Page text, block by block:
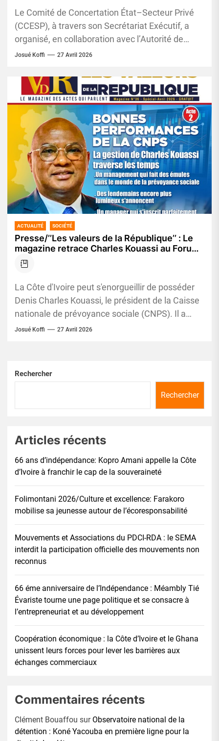
Le Comité de Concertation État–Secteur Privé
(CCESP), à travers son Secrétariat Exécutif, a
organisé, en collaboration avec l’Autorité de
Régulation du Système de Récépissés
Josué Koffi 27 Avril 2026
ACTUALITÉ SOCIÉTÉ
Presse/’’Les valeurs de la République’’ : Le
magazine retrace Charles Kouassi au Forum
Investir en Afrique
La Côte d'Ivoire peut s'enorgueillir de posséder
Denis Charles Kouassi, le président de la Caisse
nationale de prévoyance sociale (CNPS). Il a
séduit et émerveillé...
Josué Koffi 27 Avril 2026
Rechercher
Rechercher
Articles récents
66 ans d’indépendance: Kopro Amani appelle la Côte
d’Ivoire à franchir le cap de la souveraineté
Folimontani 2026/Culture et excellence: Farakoro
mobilise sa jeunesse autour de l’écoresponsabilité
Mouvements et Associations du PDCI-RDA : le SEMA
interdit la participation officielle des mouvements non
reconnus
66 éme anniversaire de l’Indépendance : Méambly Tié
Évariste tourne une page politique et se consacre à
l’entrepreneuriat et au développement
Coopération économique : la Côte d’Ivoire et le Ghana
unissent leurs forces pour lever les barrières aux
échanges commerciaux
Commentaires récents
Clément Bouaffou sur Observatoire national de la
détention : Koné Yacouba en première ligne pour la